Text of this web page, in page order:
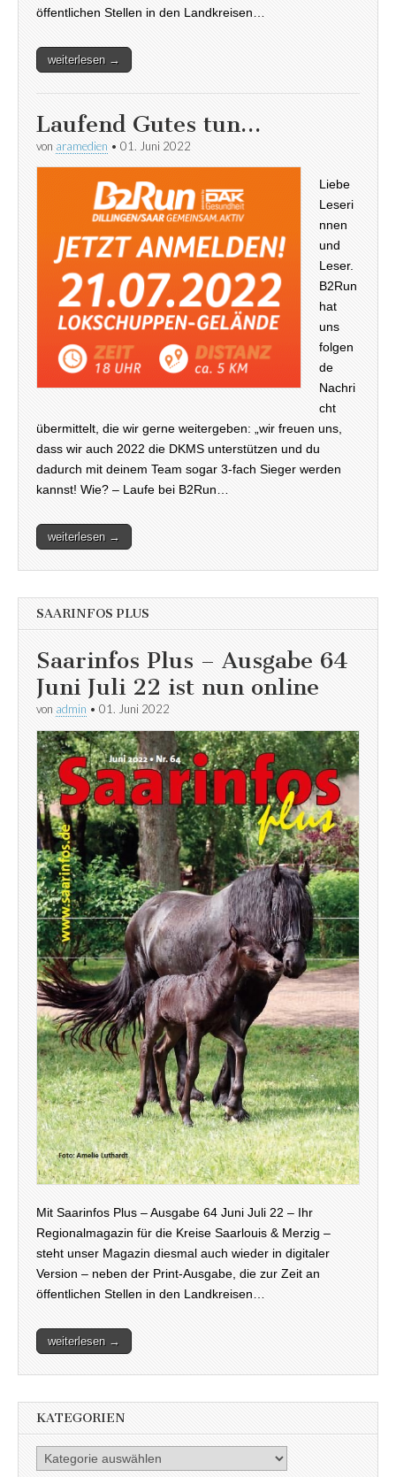
öffentlichen Stellen in den Landkreisen…
weiterlesen →
Laufend Gutes tun…
von aramedien • 01. Juni 2022
Liebe
Leseri
nnen
und
Leser.
B2Run
hat
uns
folgen
de
Nachri
cht
übermittelt, die wir gerne weitergeben: „wir freuen uns,
dass wir auch 2022 die DKMS unterstützen und du
dadurch mit deinem Team sogar 3-fach Sieger werden
kannst! Wie? – Laufe bei B2Run…
weiterlesen →
SAARINFOS PLUS
Saarinfos Plus – Ausgabe 64
Juni Juli 22 ist nun online
von admin • 01. Juni 2022
Mit Saarinfos Plus – Ausgabe 64 Juni Juli 22 – Ihr
Regionalmagazin für die Kreise Saarlouis & Merzig –
steht unser Magazin diesmal auch wieder in digitaler
Version – neben der Print-Ausgabe, die zur Zeit an
öffentlichen Stellen in den Landkreisen…
weiterlesen →
KATEGORIEN
Kategorien